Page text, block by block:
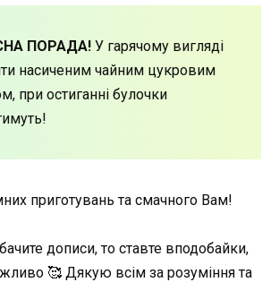
ПОРАДА! У гарячому вигляді
насиченим чайним цукровим
при остиганні булочки
приготувань та смачного Вам!
дописи, то ставте вподобайки,
🥰 Дякую всім за розуміння та